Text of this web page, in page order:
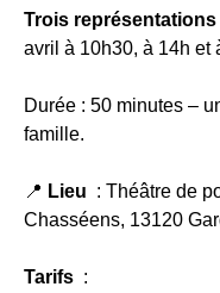
Trois
avril à 10h30, à 14h et
Durée : 50 minutes –
famille.
📍 Lieu : Théâtre de
Chasséens, 13120
Tarifs :